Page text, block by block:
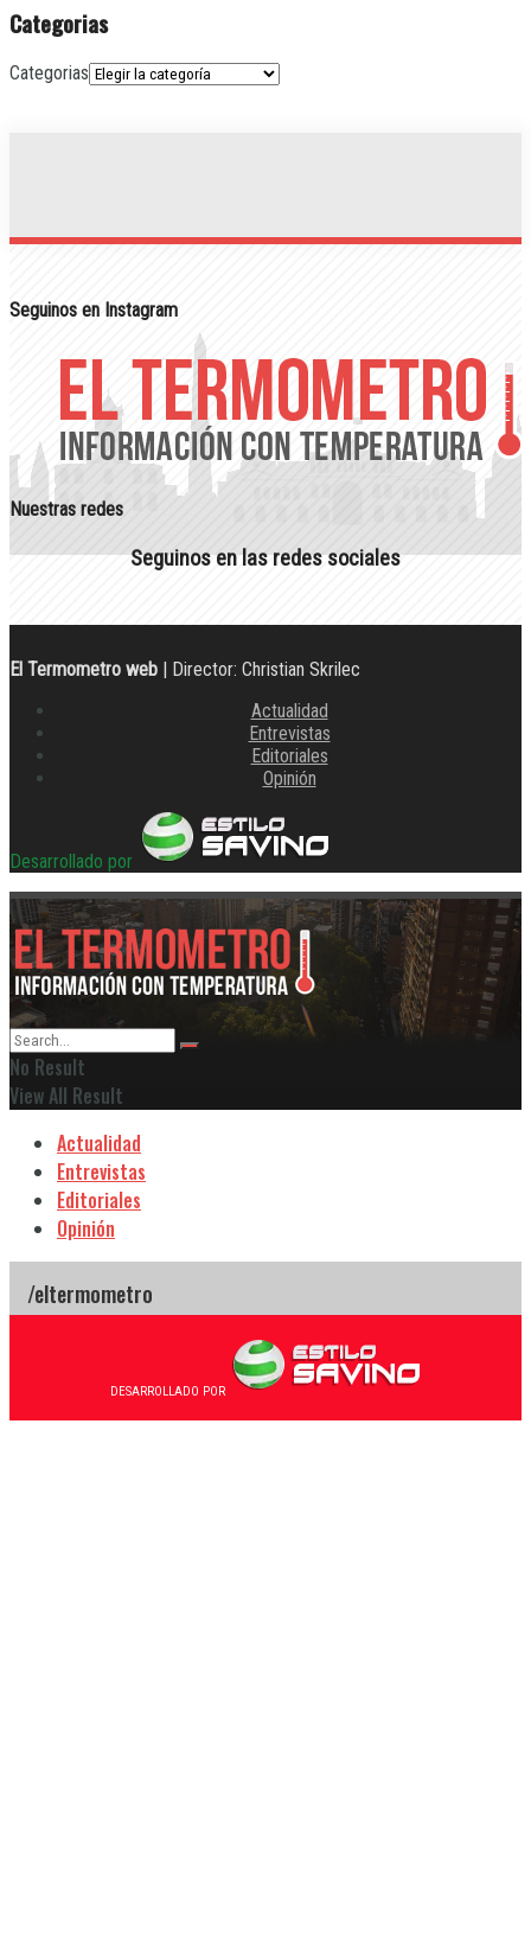
Categorias
Categorias
Seguinos en Instagram
Nuestras redes
Seguinos en las redes sociales
El Termometro web | Director: Christian Skrilec
Actualidad
Entrevistas
Editoriales
Opinión
Desarrollado por
No Result
View All Result
Actualidad
Entrevistas
Editoriales
Opinión
DESARROLLADO POR